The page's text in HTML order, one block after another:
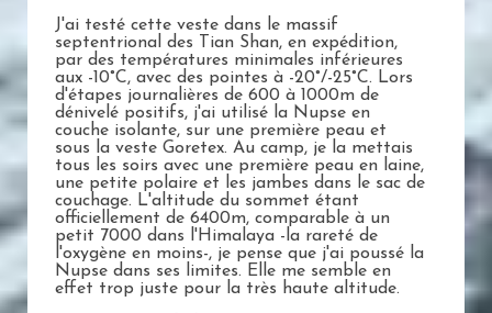
J'ai testé cette veste dans le massif
septentrional des Tian Shan, en expédition,
par des températures minimales inférieures
aux -10°C, avec des pointes à -20°/-25°C. Lors
d'étapes journalières de 600 à 1000m de
dénivelé positifs, j'ai utilisé la Nupse en
couche isolante, sur une première peau et
sous la veste Goretex. Au camp, je la mettais
tous les soirs avec une première peau en laine,
une petite polaire et les jambes dans le sac de
couchage. L'altitude du sommet étant
officiellement de 6400m, comparable à un
petit 7000 dans l'Himalaya -la rareté de
l'oxygène en moins-, je pense que j'ai poussé la
Nupse dans ses limites. Elle me semble en
effet trop juste pour la très haute altitude.